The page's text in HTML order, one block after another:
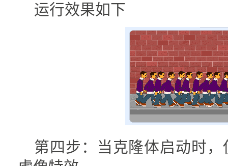
运行效果如下
第四步：当克隆体启动时